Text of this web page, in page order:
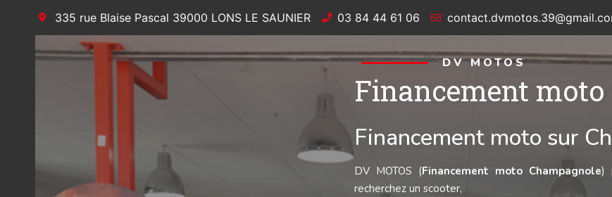
335 rue Blaise Pascal 39000 LONS LE SAUNIER 03 84 44 61 06
DV MOTOS
Financement
Financement moto sur
DV MOTOS (Financement moto Champagnole)
recherchez un scooter,